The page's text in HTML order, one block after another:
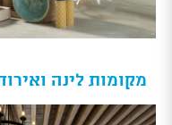
מקומות לינה